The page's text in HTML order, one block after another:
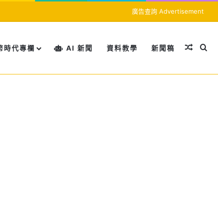
廣告查詢 Advertisement
時代專欄 AI 新聞 資料教學 新聞稿 隨機文
搜